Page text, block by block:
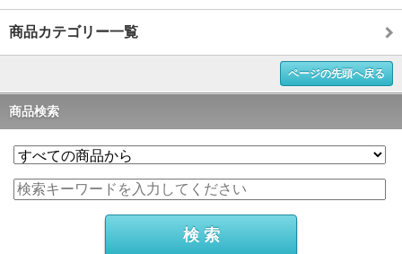
商品カテゴリー一覧
ページの先頭へ戻る
商品検索